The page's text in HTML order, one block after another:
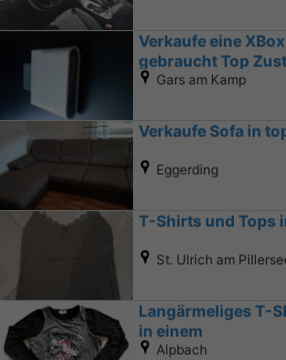
Verkaufe eine
gebraucht Top
Gars am Kamp
Verkaufe Sofa in
Eggerding
T-Shirts und Tops
St. Ulrich am
Langärmeliges T-
in einem
Alpbach